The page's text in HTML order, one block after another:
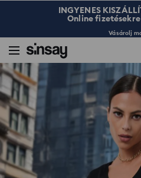
INGYENES
Online
Vásárolj
Sinsay Rövid ujjú póló